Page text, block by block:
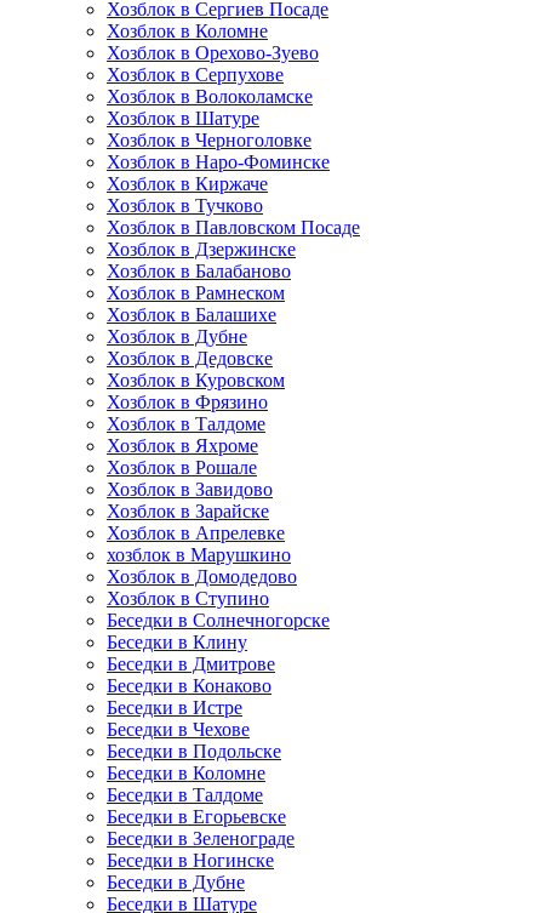
Хозблок в Сергиев Посаде
Хозблок в Коломне
Хозблок в Орехово-Зуево
Хозблок в Серпухове
Хозблок в Волоколамске
Хозблок в Шатуре
Хозблок в Черноголовке
Хозблок в Наро-Фоминске
Хозблок в Киржаче
Хозблок в Тучково
Хозблок в Павловском Посаде
Хозблок в Дзержинске
Хозблок в Балабаново
Хозблок в Рамнеском
Хозблок в Балашихе
Хозблок в Дубне
Хозблок в Дедовске
Хозблок в Куровском
Хозблок в Фрязино
Хозблок в Талдоме
Хозблок в Яхроме
Хозблок в Рошале
Хозблок в Завидово
Хозблок в Зарайске
Хозблок в Апрелевке
хозблок в Марушкино
Хозблок в Домодедово
Хозблок в Ступино
Беседки в Солнечногорске
Беседки в Клину
Беседки в Дмитрове
Беседки в Конаково
Беседки в Истре
Беседки в Чехове
Беседки в Подольске
Беседки в Коломне
Беседки в Талдоме
Беседки в Егорьевске
Беседки в Зеленограде
Беседки в Ногинске
Беседки в Дубне
Беседки в Шатуре